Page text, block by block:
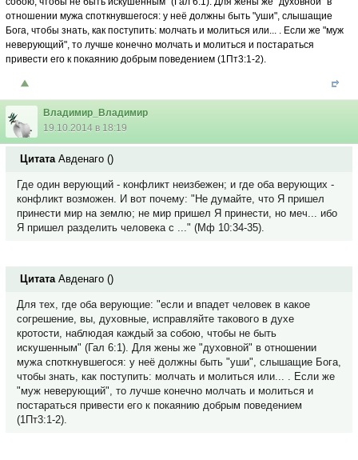
отношении мужа споткнувшегося: у неё должны быть "уши", слышащие
Бога, чтобы знать, как поступить: молчать и молиться или... . Если же "муж
неверующий", то лучше конечно молчать и молиться и постараться
привести его к покаянию добрым поведением (1Пт3:1-2).
Владимир_Владимир
19.10.2014 в 18:19
Цитата Авденаго ()
Где один верующий - конфликт неизбежен; и где оба верующих -
конфликт возможен. И вот почему: "Не думайте, что Я пришел
принести мир на землю; не мир пришел Я принести, но меч... ибо
Я пришел разделить человека с ..." (Мф 10:34-35).
Цитата Авденаго ()
Для тех, где оба верующие: "если и впадет человек в какое
согрешение, вы, духовные, исправляйте такового в духе
кротости, наблюдая каждый за собою, чтобы не быть
искушенным" (Гал 6:1). Для жены же "духовной" в отношении
мужа споткнувшегося: у неё должны быть "уши", слышащие Бога,
чтобы знать, как поступить: молчать и молиться или... . Если же
"муж неверующий", то лучше конечно молчать и молиться и
постараться привести его к покаянию добрым поведением
(1Пт3:1-2).